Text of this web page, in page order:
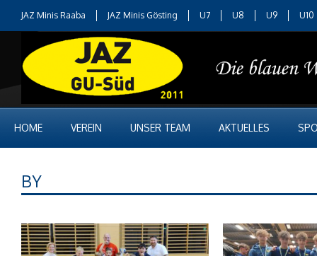
JAZ Minis Raaba JAZ Minis Gösting U7 U8 U9 U10
HOME VEREIN UNSER TEAM AKTUELLES
BY